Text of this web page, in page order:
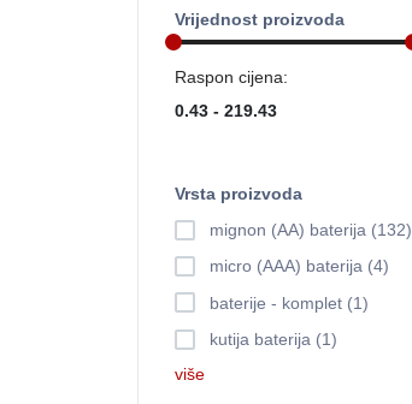
Vrijednost proizvoda
Raspon cijena:
Vrsta proizvoda
mignon (AA) baterija (132)
micro (AAA) baterija (4)
baterije - komplet (1)
kutija baterija (1)
više